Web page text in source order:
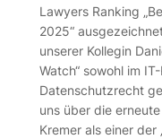
Lawyers Ranking
2025“
unserer Kollegin
Watch“ sowohl im
Datenschutzrecht
uns über die
Kremer als einer der